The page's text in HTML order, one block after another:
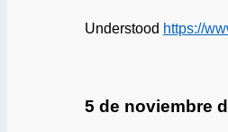
Understood https://
5 de noviembre